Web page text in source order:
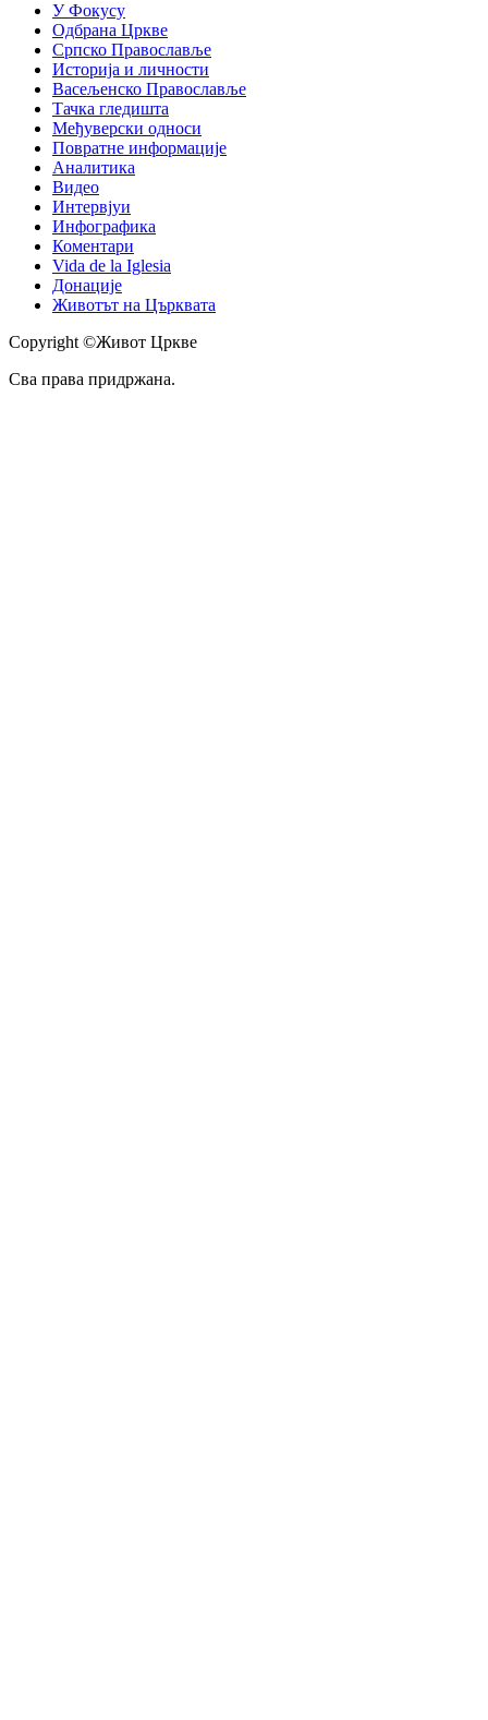
У Фокусу
Одбрана Цркве
Српско Православље
Историја и личности
Васељенско Православље
Тачка гледишта
Међуверски односи
Повратне информације
Аналитика
Видео
Интервјуи
Инфографика
Коментари
Vida de la Iglesia
Донације
Животът на Църквата
Copyright ©Живот Цркве
Сва права придржана.